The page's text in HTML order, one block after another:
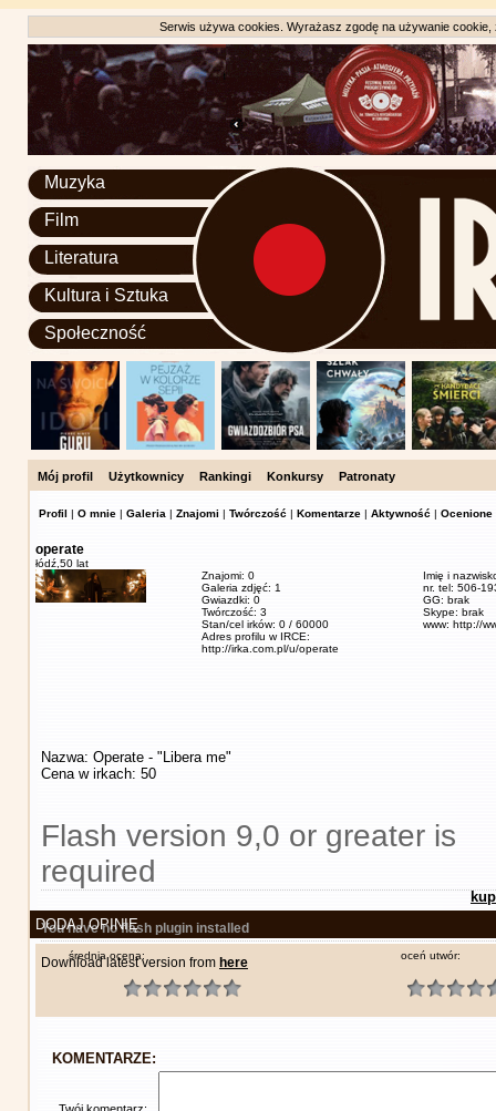
Serwis używa cookies. Wyrażasz zgodę na używanie
Muzyka
Film
Literatura
Kultura i Sztuka
Społeczność
Mój profil Użytkownicy Rankingi Konkursy Patronaty
Profil | O mnie | Galeria | Znajomi | Twórczość | Komentarze | Aktywność | Ocenione
operate
łódź, 50 lat
Znajomi: 0
Galeria zdjęć: 1
Gwiazdki: 0
Twórczość: 3
Stan/cel irków: 0 / 60000
Adres profilu w IRCE:
http://irka.com.pl/u/operate
Imię i
nr. tel: 506-
GG: brak
Skype: brak
www: http://
Nazwa: Operate - "Libera me"
Cena w irkach: 50
Flash version 9,0 or greater is
required
You have no flash plugin installed
Download latest version from here
DODAJ OPINIĘ
średnia ocena: oceń utwór:
KOMENTARZE: